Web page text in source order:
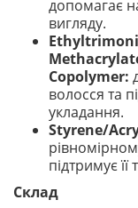
допомагає
вигляду.
Copolymer:
волосся та
укладання.
Styrene/
підтримує її
Склад